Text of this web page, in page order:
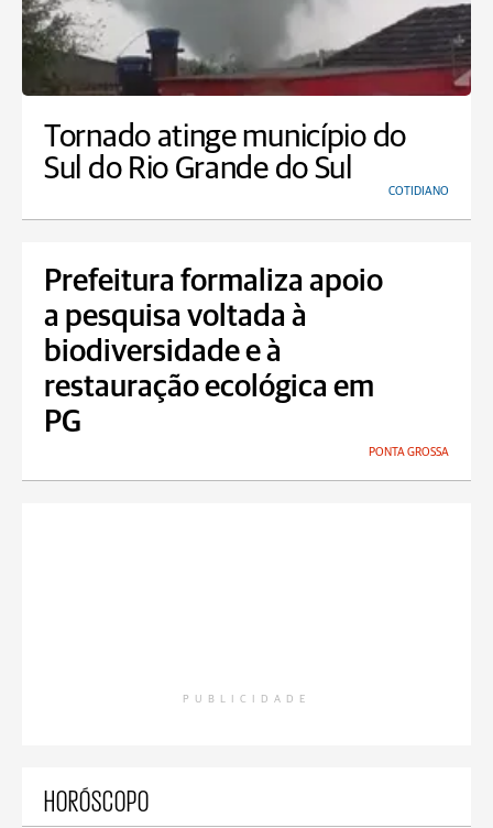
Tornado atinge município do
Sul do Rio Grande do Sul
COTIDIANO
Prefeitura formaliza apoio
a pesquisa voltada à
biodiversidade e à
restauração ecológica em
PG
PONTA GROSSA
PUBLICIDADE
HORÓSCOPO